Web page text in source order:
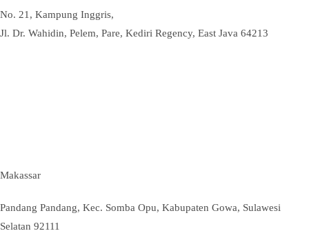
No. 21, Kampung Inggris,
Jl. Dr. Wahidin, Pelem, Pare, Kediri Regency, East Java 64213
Makassar
Pandang Pandang, Kec. Somba Opu, Kabupaten Gowa, Sulawesi
Selatan 92111